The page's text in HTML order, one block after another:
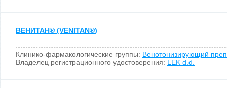
ВЕНИТАН® (VENITAN®)
Клинико-фармакологические группы: Венотонизирующий
Владелец регистрационного удостоверения: LEK d.d.